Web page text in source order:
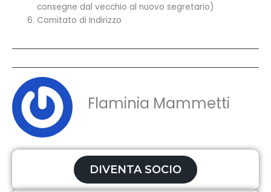
consegne dal vecchio al nuovo segretario)
Comitato di Indirizzo
Flaminia Mammetti
DIVENTA SOCIO